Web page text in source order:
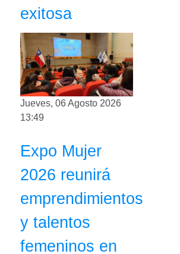
exitosa
Jueves, 06 Agosto 2026
13:49
Expo Mujer
2026 reunirá
emprendimientos
y talentos
femeninos en